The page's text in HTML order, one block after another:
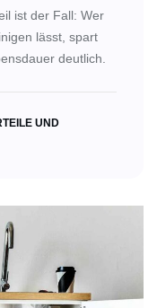
ist der Fall: Wer
lässt, spart
deutlich.
UND